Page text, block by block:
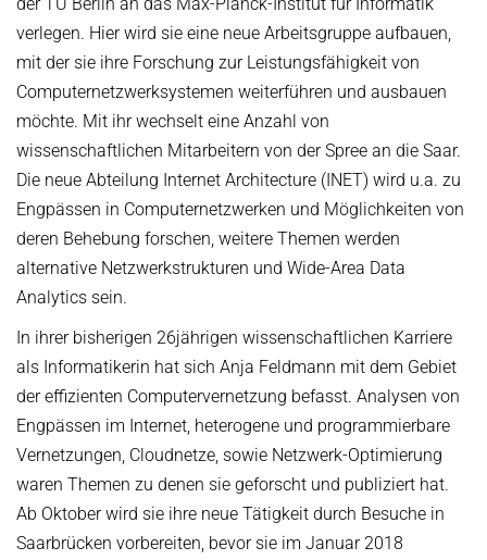
OMBUDSMANN FÜR GUTE WISSENSCHAFTLICHE PRAXIS UND
PROMOTIONSANGELEGENHEITEN
BETRIEBSARZT
Kuratorium
25 Jahre MPI-INF
30 Jahre MPI-INF
verlegen. Hier wird sie eine neue Arbeitsgruppe aufbauen,
mit der sie ihre Forschung zur Leistungsfähigkeit von
Computernetzwerksystemen weiterführen und ausbauen
möchte. Mit ihr wechselt eine Anzahl von
wissenschaftlichen Mitarbeitern von der Spree an die Saar.
Die neue Abteilung Internet Architecture (INET) wird u.a. zu
Engpässen in Computernetzwerken und Möglichkeiten von
deren Behebung forschen, weitere Themen werden
alternative Netzwerkstrukturen und Wide-Area Data
Analytics sein.
In ihrer bisherigen 26jährigen wissenschaftlichen Karriere
als Informatikerin hat sich Anja Feldmann mit dem Gebiet
der effizienten Computervernetzung befasst. Analysen von
Engpässen im Internet, heterogene und programmierbare
Vernetzungen, Cloudnetze, sowie Netzwerk-Optimierung
waren Themen zu denen sie geforscht und publiziert hat.
Ab Oktober wird sie ihre neue Tätigkeit durch Besuche in
Saarbrücken vorbereiten, bevor sie im Januar 2018